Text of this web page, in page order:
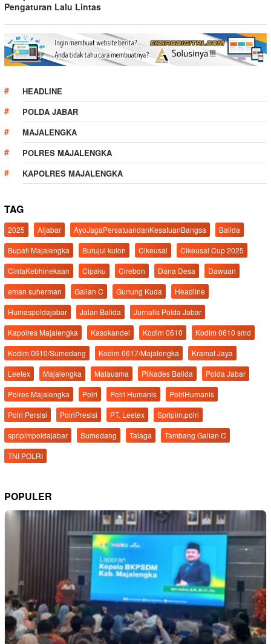
Pengaturan Lalu Lintas
HEADLINE
POLDA JABAR
MAJALENGKA
POLRES MAJALENGKA
KAPOLRES MAJALENGKA
TAG
2025 Aljabar AyoJagaPersatuandanKesatuanBangsa
Balida
Bupati Majalengka
Burujul kulon Cikeusal
Cikeusal Cup 2025
CintaKebhinekaan
Cipaku Cirebon Dana Desa
Dawuan
eman suherman
Galian C Gunung Kuda
Headline
Humaspoldajabar
Jalan Balida
Jurnalis Polda Jabar
Kapolres Majalengka
Kasokandel Kodim 0610
Kodim 0610 smd
Kodim 0610/Sumedang
Kodim 0617/Majalengka
Kramat Jaya
Leetex
Majalengka Malausma Pilkades Balida
Polda Jabar
Polres Majalengka
Polri Polri Humanis
PolriHumanis
Polri Persisi
PolriPresisi PT. Leetex
Spripim.polri
spripimpoldajabar
Sumedang Talaga
Tambang Galian C
TNI POLRI
POPULER